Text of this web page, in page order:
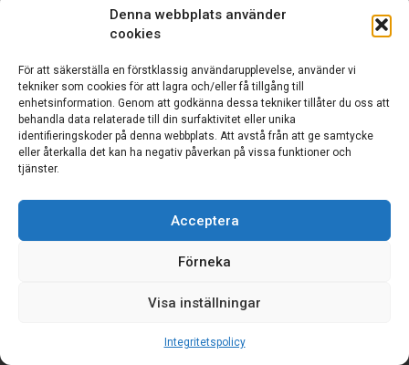
Denna webbplats använder
cookies
För att säkerställa en förstklassig användarupplevelse, använder vi
tekniker som cookies för att lagra och/eller få tillgång till
enhetsinformation. Genom att godkänna dessa tekniker tillåter du oss att
behandla data relaterade till din surfaktivitet eller unika
identifieringskoder på denna webbplats. Att avstå från att ge samtycke
eller återkalla det kan ha negativ påverkan på vissa funktioner och
tjänster.
Acceptera
Förneka
Visa inställningar
Integritetspolicy
Andropaus: Symtom och Behandlingsalternativ
män]
Integritetspolicy